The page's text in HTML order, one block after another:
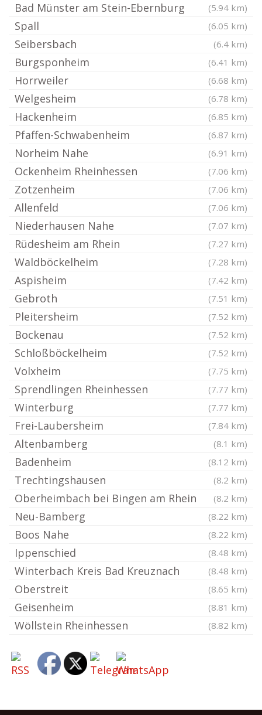
Bad Münster am Stein-Ebernburg (5.94 km)
Spall (6.05 km)
Seibersbach (6.4 km)
Burgsponheim (6.41 km)
Horrweiler (6.68 km)
Welgesheim (6.78 km)
Hackenheim (6.85 km)
Pfaffen-Schwabenheim (6.87 km)
Norheim Nahe (6.91 km)
Ockenheim Rheinhessen (7.06 km)
Zotzenheim (7.06 km)
Allenfeld (7.06 km)
Niederhausen Nahe (7.07 km)
Rüdesheim am Rhein (7.27 km)
Waldböckelheim (7.28 km)
Aspisheim (7.42 km)
Gebroth (7.51 km)
Pleitersheim (7.52 km)
Bockenau (7.52 km)
Schloßböckelheim (7.52 km)
Volxheim (7.75 km)
Sprendlingen Rheinhessen (7.77 km)
Winterburg (7.77 km)
Frei-Laubersheim (7.84 km)
Altenbamberg (8.1 km)
Badenheim (8.12 km)
Trechtingshausen (8.2 km)
Oberheimbach bei Bingen am Rhein (8.2 km)
Neu-Bamberg (8.22 km)
Boos Nahe (8.22 km)
Ippenschied (8.48 km)
Winterbach Kreis Bad Kreuznach (8.48 km)
Oberstreit (8.65 km)
Geisenheim (8.81 km)
Wöllstein Rheinhessen (8.82 km)